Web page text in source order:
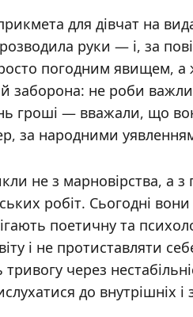
для дівчат на
руки — і, за
погодним явищем,
й заборона: не роби
гроші — вважали, що
за народними
не з марновірства, а з
робіт. Сьогодні
поетичну та
і не протиставляти
через
до внутрішніх